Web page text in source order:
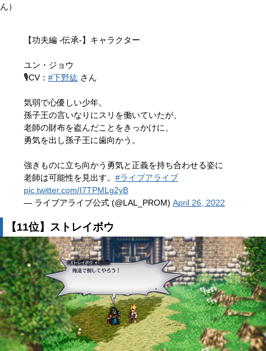
ん）
【功夫編 -伝承-】キャラクター
ユン・ジョウ
🎙️CV： #下野紘 さん
気弱で心優しい少年。
孫子王の言いなりにスリを働いていたが、
老師の財布を盗んだことをきっかけに、
勇気を出し孫子王に歯向かう。
強きものに立ち向かう勇気と正義を持ち合わせる姿に
老師は可能性を見出す。 #ライブアライブ
pic.twitter.com/I7TPMLg2yB
— ライブアライブ公式 (@LAL_PROM) April 26, 2022
【11位】ストレイボウ